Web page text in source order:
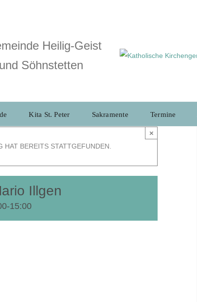
Heilig-Geist
Söhnstetten
Kita St. Peter Sakramente Termine
HAT BEREITS STATTGEFUNDEN.
×
Illgen
-15:00